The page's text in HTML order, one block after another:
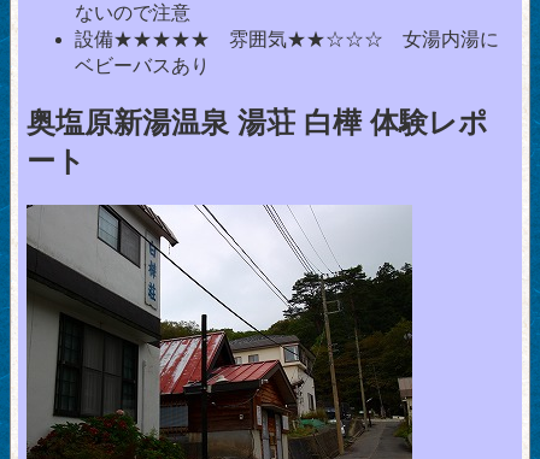
ないので注意
設備★★★★★ 雰囲気★★☆☆☆ 女湯内湯に
ベビーバスあり
奥塩原新湯温泉 湯荘 白樺 体験レポ
ート